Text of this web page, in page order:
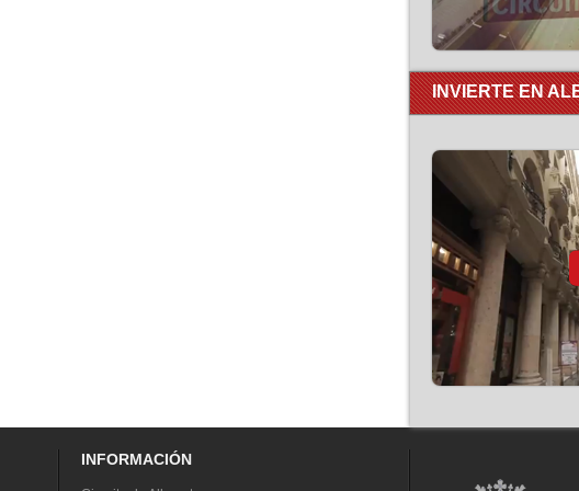
INVIERTE EN
INFORMACIÓN